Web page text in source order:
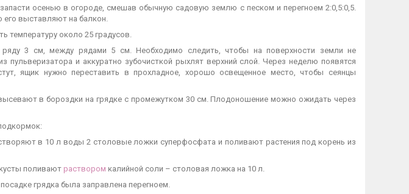
осенью в огороде, смешав обычную садовую землю с песком и перегноем 2:0,5:0,5.
его выставляют на балкон.
температуру около 25 градусов.
3 см, между рядами 5 см. Необходимо следить, чтобы на поверхности земли не
пульверизатора и аккуратно зубочисткой рыхлят верхний слой. Через неделю появятся
ящик нужно переставить в прохладное, хорошо освещенное место, чтобы сеянцы
в бороздки на грядке с промежутком 30 см. Плодоношение можно ожидать через
в 10 л воды 2 столовые ложки суперфосфата и поливают растения под корень из
поливают раствором калийной соли – столовая ложка на 10 л.
грядка была заправлена перегноем.